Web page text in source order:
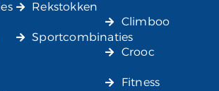
Rekstokken
Sportcombinaties
Climboo
Crooc
Fitness